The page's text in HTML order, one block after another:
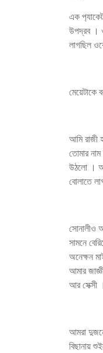
এক
উপদ্রব ।
লাগছিল
মেয়েটাকে
আমি রাজী
তোমার
উঠলো ।
বোলাতে
সোনালীও
সামনে
অনেক্ষন
আমার
আর সেক্সী
আমরা
বিছানায়